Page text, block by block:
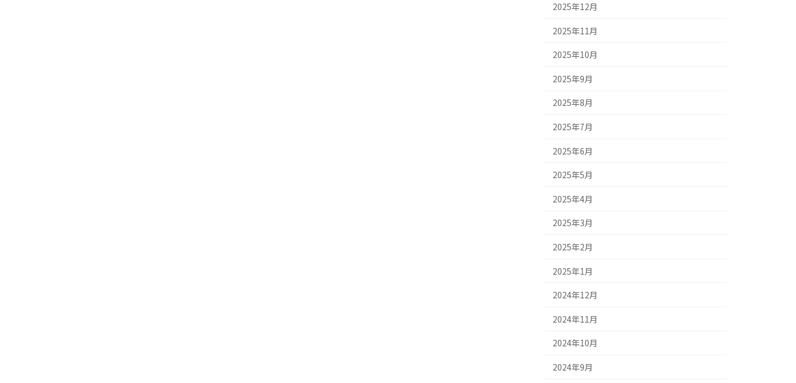
2025年12月
2025年11月
2025年10月
2025年9月
2025年8月
2025年7月
2025年6月
2025年5月
2025年4月
2025年3月
2025年2月
2025年1月
2024年12月
2024年11月
2024年10月
2024年9月